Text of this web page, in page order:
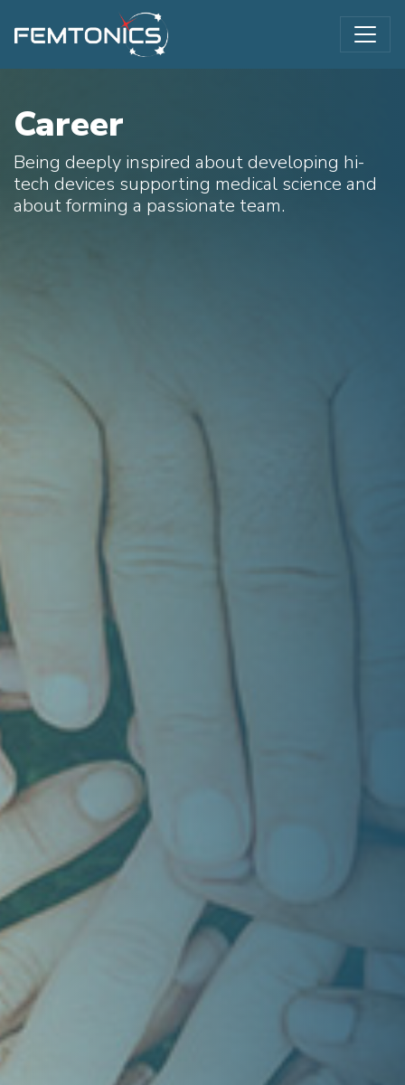
Career
Being deeply inspired about developing hi-
tech devices supporting medical science and
about forming a passionate team.